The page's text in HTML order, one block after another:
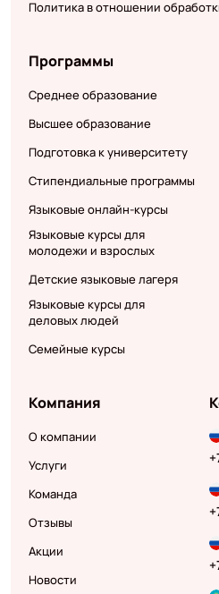
Политика в отношении
Программы
Среднее образование
Высшее образование
Подготовка к университету
Стипендиальные программы
Языковые онлайн-курсы
Языковые курсы для
молодежи и взрослых
Детские языковые лагеря
Языковые курсы для
деловых людей
Семейные курсы
Компания
О компании
Услуги
Команда
Отзывы
Акции
Новости